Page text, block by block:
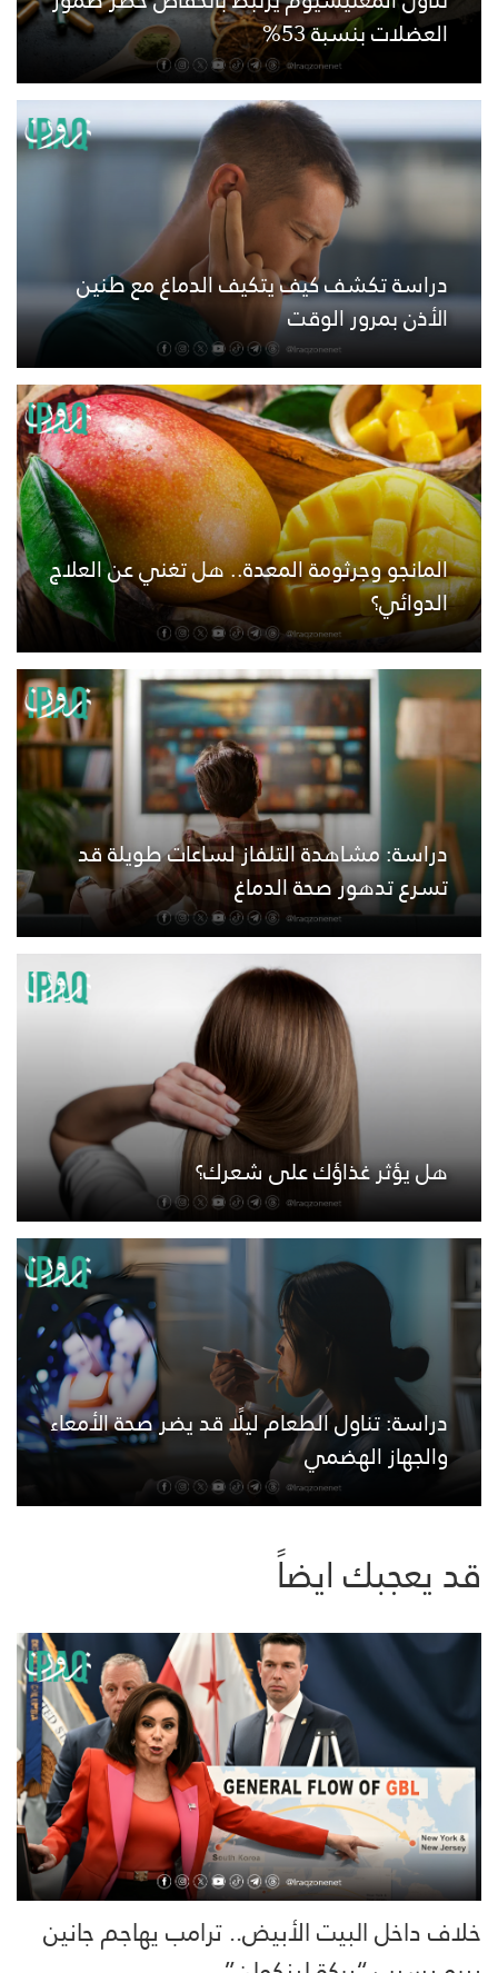
العضلات بنسبة 53%
دراسة تكشف كيف يتكيف الدماغ مع طنين
الأذن بمرور الوقت
المانجو وجرثومة المعدة.. هل تغني عن العلاج
الدوائي؟
دراسة: مشاهدة التلفاز لساعات طويلة قد
تسرع تدهور صحة الدماغ
هل يؤثر غذاؤك على شعرك؟
دراسة: تناول الطعام ليلًا قد يضر صحة الأمعاء
والجهاز الهضمي
قد يعجبك ايضاً
خلاف داخل البيت الأبيض.. ترامب يهاجم جانين